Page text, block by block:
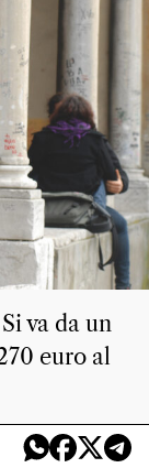
va da un
euro al